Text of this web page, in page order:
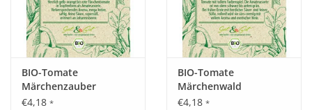
BIO-Tomate
Märchenzauber
€4,18 *
BIO-Tomate
Märchenwald
€4,18 *